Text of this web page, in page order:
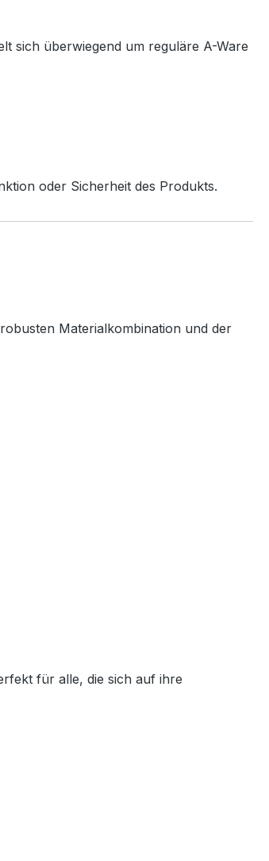
sich überwiegend um reguläre A-Ware
oder Sicherheit des Produkts.
Materialkombination und der
für alle, die sich auf ihre